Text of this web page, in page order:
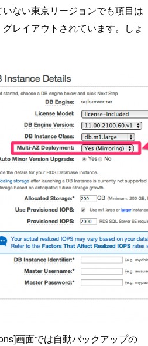
ない東京リージョンでも項目は
レイアウトされています。しょ
画面では自動バックアップの